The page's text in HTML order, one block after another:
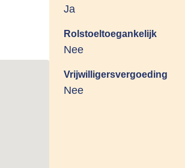
Ja
Rolstoeltoegankelijk
Nee
Vrijwilligersvergoeding
Nee